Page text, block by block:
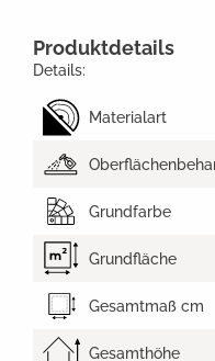
Produktdetails
Details:
Materialart
Grundfarbe
Grundfläche
Gesamtmaß cm
Gesamthöhe